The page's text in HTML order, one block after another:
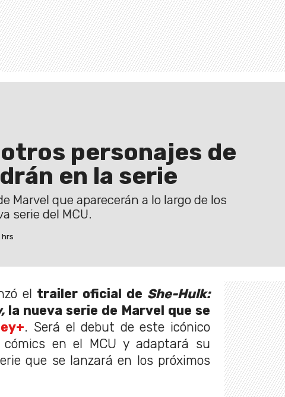
personajes de
en la serie
Marvel que aparecerán a lo largo de los
serie del MCU.
hrs
el trailer oficial de She-Hulk:
la nueva serie de Marvel que se
. Será el debut de este icónico
cómics en el MCU y adaptará su
que se lanzará en los próximos